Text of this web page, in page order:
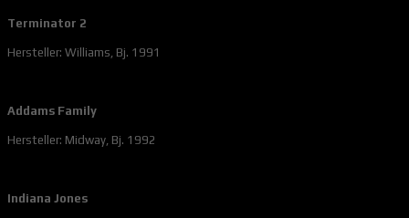
Terminator 2
Hersteller: Williams, Bj. 1991
Addams Family
Hersteller: Midway, Bj. 1992
Indiana Jones